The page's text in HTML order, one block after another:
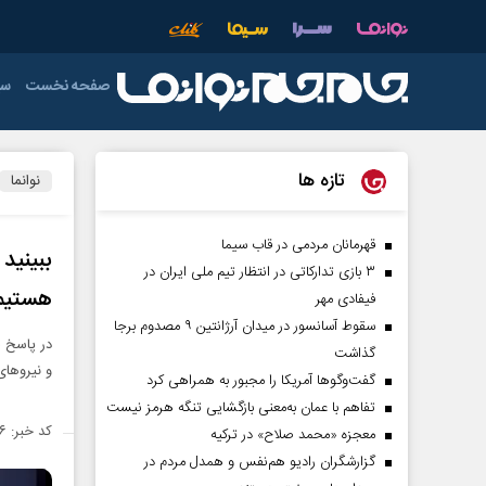
صفحه نخست
دولت
دفاع مقدس
صدا و سیما
اقتصاد ایران
فوتبال
ورزش های
عمومی
آذربایجان
خوزستان
کرمان
نوانما
در
و
کد خبر: ۱۴۷۹۰۶۶
تازه ها
قهرمانان مردمی در قاب سیما
۳ بازی تدارکاتی در انتظار تیم ملی ایران در
فیفادی مهر
سقوط آسانسور در میدان آرژانتین ۹ مصدوم برجا
گذاشت
گفت‌وگوها آمریکا را مجبور به همراهی کرد
تفاهم با عمان به‌معنی بازگشایی تنگه هرمز نیست
معجزه «محمد صلاح» در ترکیه
گزارشگران رادیو هم‌نفس و همدل مردم در